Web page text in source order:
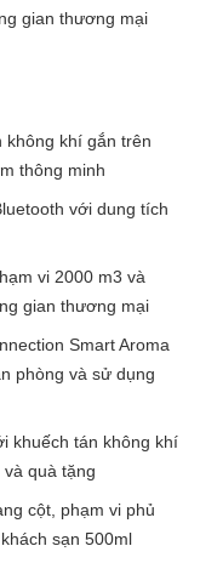
gian thương mại
không khí gắn trên
thông minh
với dung tích
vi 2000 m3 và
gian thương mại
Smart Aroma
phòng và sử dụng
khuếch tán không khí
quà tặng
cột, phạm vi phủ
sạn 500ml